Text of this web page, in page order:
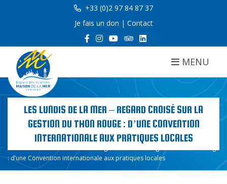
+33 (0)2 97 84 87 37
Je fais un don | Contact
MENU
LES LUNDIS DE LA MER – REGARD CROISÉ SUR LA
GESTION DU THON ROUGE : D’UNE CONVENTION
INTERNATIONALE AUX PRATIQUES LOCALES
: d’une Convention internationale aux pratiques locales